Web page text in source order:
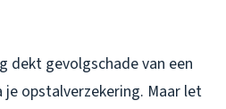
dekt gevolgschade van een
je opstalverzekering. Maar let